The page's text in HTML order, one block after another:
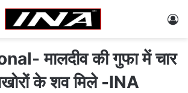
मालदीव की गुफा में चार
के शव मिले -INA